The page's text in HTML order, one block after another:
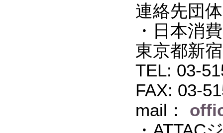
連絡先団体
・日本消
東京都新
TEL: 03-
FAX: 03-
mail：